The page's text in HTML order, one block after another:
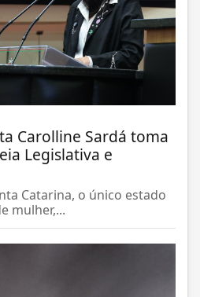
Carolline Sardá toma
Legislativa e
Catarina, o único estado
mulher,...